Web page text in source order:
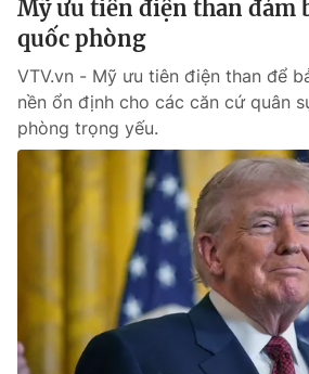
Góc doanh nghiệp
Truyền hình
Phim VTV
Hậu trường
Nhân vật
Giải sao mai
Giải trí
Điện ảnh
Âm nhạc
Đời sống
Du lịch
Làm đẹp
Chất lượng cuộc sống
Giáo dục
Học trực tuyến
Hitech Công nghệ tương lai
Sản phẩm
Giao lưu trực tuyến
Mỹ ưu tiên điện than đảm
quốc phòng
VTV.vn - Mỹ ưu tiên điện than để
nền ổn định cho các căn cứ quân
phòng trọng yếu.